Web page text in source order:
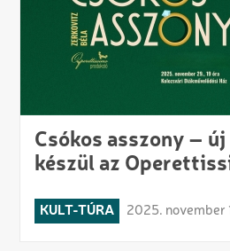
Csókos asszony –
készül az
KULT-TÚRA 2025. november